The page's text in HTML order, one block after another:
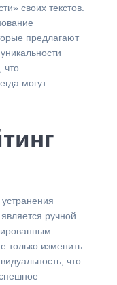
своих текстов.
предлагают
что
могут
ручной
только изменить
что